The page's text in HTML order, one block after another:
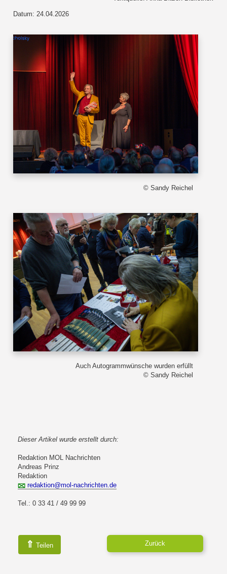
Datum: 24.04.2026
© Sandy Reichel
Auch Autogrammwünsche wurden erfüllt
© Sandy Reichel
Dieser Artikel wurde erstellt durch:
Redaktion MOL Nachrichten
Andreas Prinz
Redaktion
redaktion@mol-nachrichten.de
Tel.: 0 33 41 / 49 99 99
⇑ Teilen Zurück